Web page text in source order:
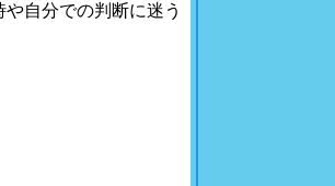
自分での判断に迷う